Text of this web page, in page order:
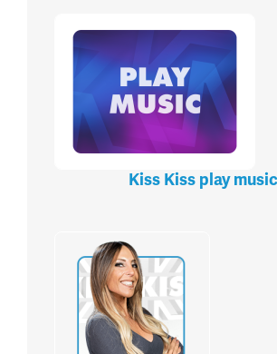
Kiss Kiss play music